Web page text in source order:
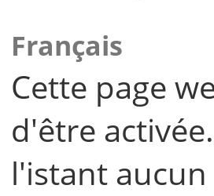
Français
Cette page
d'être
l'istant